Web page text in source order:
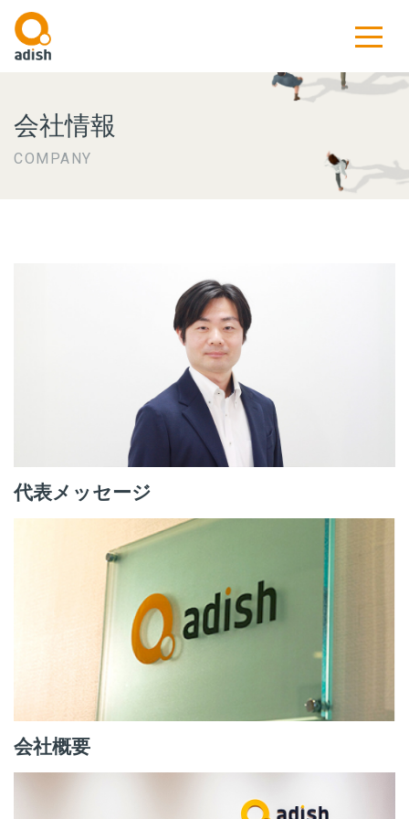
会社情報
COMPANY
代表メッセージ
会社概要